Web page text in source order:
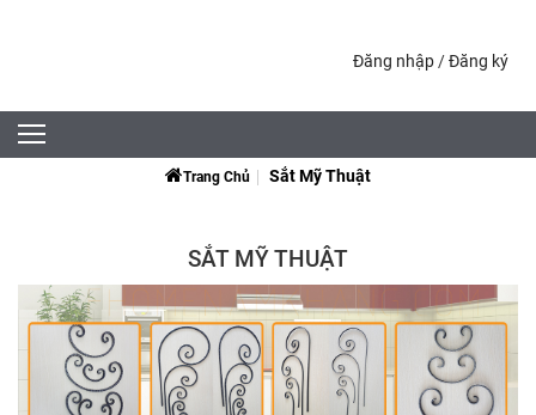
Đăng nhập /Đăng ký
Trang Chủ Sắt Mỹ Thuật
SẮT MỸ THUẬT